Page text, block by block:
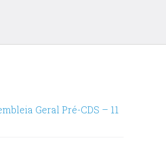
Geral Pré-CDS – 11